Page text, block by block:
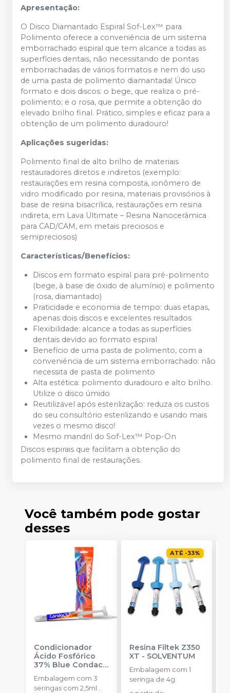
Apresentação:
O Disco Diamantado Espiral Sof-Lex™ para
Polimento oferece a conveniência de um sistema
emborrachado espiral que tem alcance a todas as
superfícies dentais, não necessitando de pontas
emborrachadas de vários formatos e nem do uso
de uma pasta de polimento diamantada! Único
formato e dois discos: o bege, que realiza o pré-
polimento; e o rosa, que permite a obtenção do
elevado brilho final. Prático, simples e eficaz para a
obtenção de um polimento duradouro!
Aplicações sugeridas:
Polimento final de alto brilho de materiais
restauradores diretos e indiretos (exemplo:
restaurações em resina composta, ionômero de
vidro modificado por resina, materiais provisórios à
base de resina bisacrílica, restaurações em resina
indireta, em Lava Ultimate – Resina Nanocerâmica
para CAD/CAM, em metais preciosos e
semipreciosos)
Características/Benefícios:
Discos em formato espiral para pré-polimento
(bege, à base de óxido de alumínio) e polimento
(rosa, diamantado)
Praticidade e economia de tempo: duas etapas,
apenas dois discos e excelentes resultados
Flexibilidade: alcance a todas as superfícies
dentais devido ao formato espiral
Benefício de uma pasta de polimento, com a
conveniência de um sistema emborrachado: não
necessita de pasta de polimento
Alta estética: polimento duradouro e alto brilho.
Utilize o disco úmido
Reutilizável após esterilização: reduza os custos
do seu consultório esterilizando e usando mais
vezes o mesmo disco!
Mesmo mandril do Sof-Lex™ Pop-On
Discos espirais que facilitam a obtenção do
polimento final de restaurações.
Você também pode gostar
desses
Condicionador
Ácido Fosfórico
37% Blue Condac-
FGM
Embalagem com 3
seringas com 2,5ml
ATÉ -33%
Resina Filtek Z350
XT - SOLVENTUM
Embalagem com 1
seringa de 4g.